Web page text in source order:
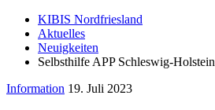
KIBIS Nordfriesland
Aktuelles
Neuigkeiten
Selbsthilfe APP Schleswig-Holstein
Information 19. Juli 2023